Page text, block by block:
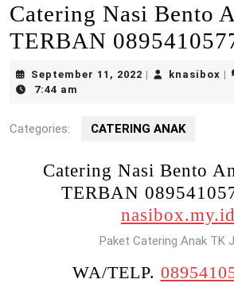
Catering Nasi Bento
TERBAN
September 11, 2022 September
knasibox
7:44 am
Categories: CATERING ANAK
Catering Nasi Bento
TERBAN
nasibox.my.id
Paket Catering Anak TK
WA/TELP.